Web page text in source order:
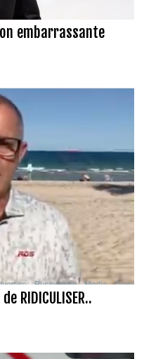
embarrassante
RIDICULISER..